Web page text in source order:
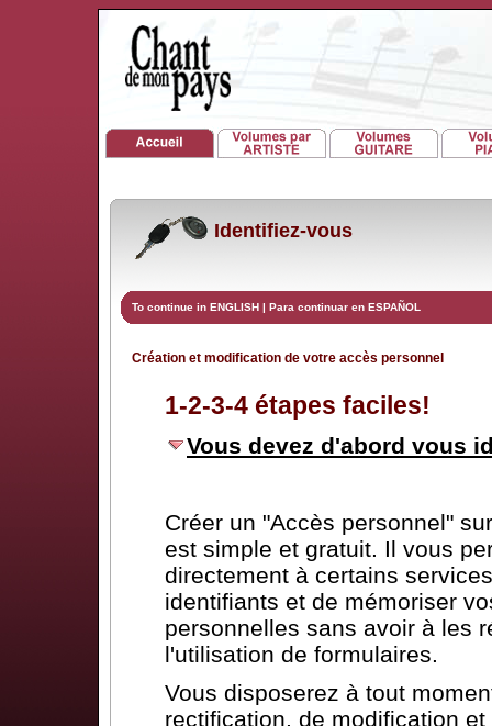
Identifiez-vous
To continue in ENGLISH | Para continuar en ESPAÑOL
Création et modification de votre accès personnel
1-2-3-4 étapes faciles!
Vous devez d'abord vous
Créer un "Accès personnel"
est simple et gratuit. Il vous
directement à certains
identifiants et de mémoriser
personnelles sans avoir à les
l'utilisation de formulaires.
Vous disposerez à tout
rectification, de modification